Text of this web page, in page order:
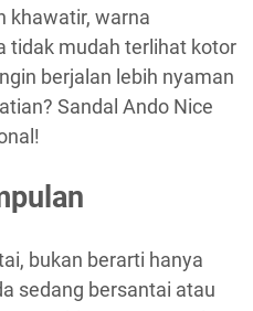
khawatir, warna
tidak mudah terlihat kotor
berjalan lebih nyaman
Sandal Ando Nice
bukan berarti hanya
sedang bersantai atau